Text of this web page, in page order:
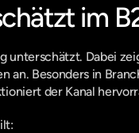
im
Dabei
an. Besonders in
der Kanal